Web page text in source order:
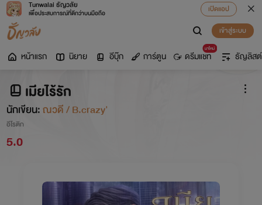
Tunwalai ธัญวลัย
เพื่อประสบการณ์ที่ดีกว่าบนมือถือ
เปิดแอป
เข้าสู่ระบบ
หน้าแรก นิยาย อีบุ๊ก การ์ตูน
มาใหม่
ดรีมแชท ธัญลิสต์
เมียไร้รัก
นักเขียน:ณวดี / B.crazy'
อีโรติก
5.0